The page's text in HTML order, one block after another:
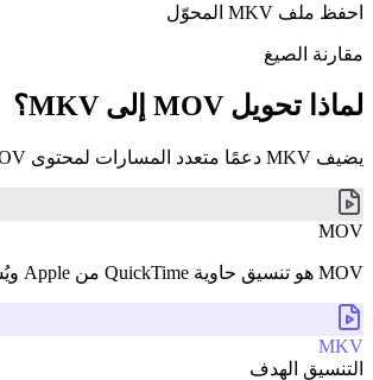
احفظ ملف MKV المحوّل
مقارنة الصيغ
لماذا تحويل MOV إلى MKV؟
يضيف MKV دعمًا متعدد المسارات لمحتوى MOV. قم بالتحويل عندما تحتاج إلى إضافة ترجمات أو مسارات صوتية متعددة أو فصول.
MOV
MOV هو تنسيق حاوية QuickTime من Apple ويُستخدم بكثرة في إنتاج الفيديو وضمن منظومة iOS وmacOS. يدعم الفيديو عالي الجودة والمسارات المتعددة، وهو من الصيغ الشائعة للتسجيل على iPhone وiPad.
MKV
التنسيق الهدف